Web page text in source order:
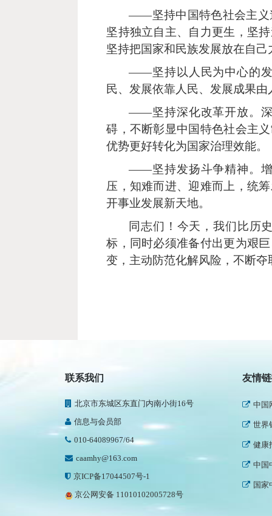
——坚持中国特色社会主义
坚持独立自主、自力更生，坚
坚持把国家和民族发展放在自
——坚持以人民为中心的发
民、发展依靠人民、发展成果
——坚持深化改革开放。深
碍，不断彰显中国特色社会主
优势更好转化为国家治理效能。
——坚持发扬斗争精神。增
压，知难而进、迎难而上，统
开事业发展新天地。
同志们！今天，我们比历
标，同时必须准备付出更为艰
变，主动防范化解风险，不断
联系我们
北京市东城区东直门内南小街16号
信息与会员部
010-64089967/64
caamhy@163.com
京ICP备17044507号-1
京公网安备 11010102005728号
友情
中国
世界
健康
中国
国家
中国